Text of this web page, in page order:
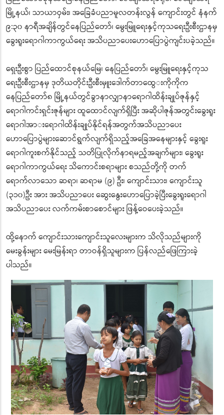
မြို့နယ်၊ သာယာဝှမ်း၊ အခြေခံပညာမူလတန်းလွန် ကျောင်းတွင် နံနက်
၉:၃၀ နာရီအချိန်တွင်နေပြည်တော်၊ မွေးမြူရေးနှင့်ကုသရေးဦးစီးဌာနမှ
ခွေးရူးရောဂါကာကွယ်ရေး အသိပညာပေးဟောပြောပွဲကျင်းပခဲ့သည်။
ရှေးဦးစွာ ပြည်ထောင်စုနယ်မြေ၊ နေပြည်တော်၊ မွေးမြူရေးနှင့်ကုသ
ရေးဦးစီးဌာနမှ ဒုတိယတိုင်းဦးစီးမှူးဒေါက်တာထွေးကိုကိုက
နေပြည်တော်၈ မြို့နယ်တွင်ခွာနာလျှာနာရောဂါထိန်းချုပ်ဇုန်နှင့်
ရောဂါကင်းရှင်းဇုန်များ ထူထောင်လျက်ရှိပြီး အဆိုပါဇုန်အတွင်းခွေးရူး
ရောဂါအားရောဂါထိန်းချုပ်နိုင်ရန်အတွက်အသိပညာပေး
ဟောပြောပွဲများဆောင်ရွက်လျက်ရှိသည့်အခြေအနေများနှင့် ခွေးရူး
ရောဂါကူးစက်နိုင်သည့် သတိပြုလိုက်နာရမည့်အချက်များ၊ ခွေးရူး
ရောဂါကာကွယ်ရေး သိကောင်းစရာများ စသည်တို့ကို တက်
ရောက်လာသော ဆရာ၊ ဆရာမ (၉) ဦး၊ ကျောင်းသား၊ ကျောင်းသူ
(၃၁၀)ဦး အား အသိပညာပေး ဆွေးနွေးဟောပြောခဲ့ပြီးခွေးရူးရောဂါ
အသိပညာပေး လက်ကမ်းစာစောင်များ ဖြန့်ဝေပေးခဲ့သည်။
ထို့နောက် ကျောင်းသားကျောင်းသူလေးများက သိလိုသည်များကို
မေးခွန်းများ မေးမြန်းရာ တာဝန်ရှိသူများက ပြန်လည်ဖြေကြားခဲ့
ပါသည်။